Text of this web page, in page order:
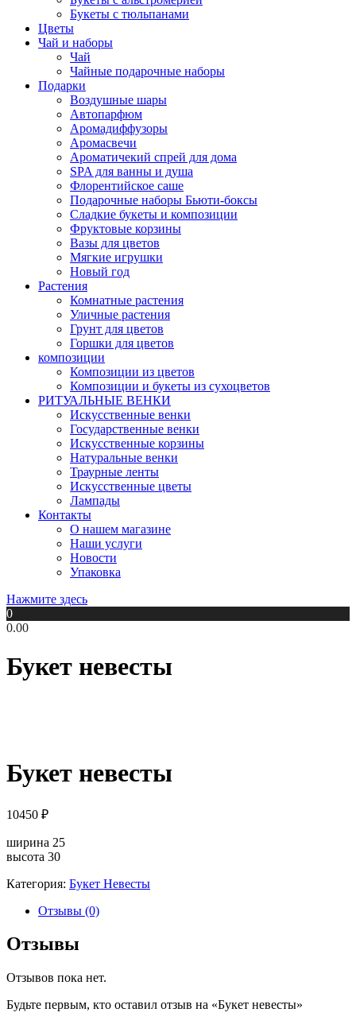
Букеты с тюльпанами
Цветы
Чай и наборы
Чай
Чайные подарочные наборы
Подарки
Воздушные шары
Автопарфюм
Аромадиффузоры
Аромасвечи
Ароматичекий спрей для дома
SPA для ванны и душа
Флорентийское саше
Подарочные наборы Бьюти-боксы
Сладкие букеты и композиции
Фруктовые корзины
Вазы для цветов
Мягкие игрушки
Новый год
Растения
Комнатные растения
Уличные растения
Грунт для цветов
Горшки для цветов
композиции
Композиции из цветов
Композиции и букеты из сухоцветов
РИТУАЛЬНЫЕ ВЕНКИ
Искусственные венки
Государственные венки
Искусственные корзины
Натуральные венки
Траурные ленты
Искусственные цветы
Лампады
Контакты
О нашем магазине
Наши услуги
Новости
Упаковка
Нажмите здесь
0
0.00
Букет невесты
Букет невесты
10450 ₽
ширина 25
высота 30
Категория: Букет Невесты
Отзывы (0)
Отзывы
Отзывов пока нет.
Будьте первым, кто оставил отзыв на «Букет невесты»